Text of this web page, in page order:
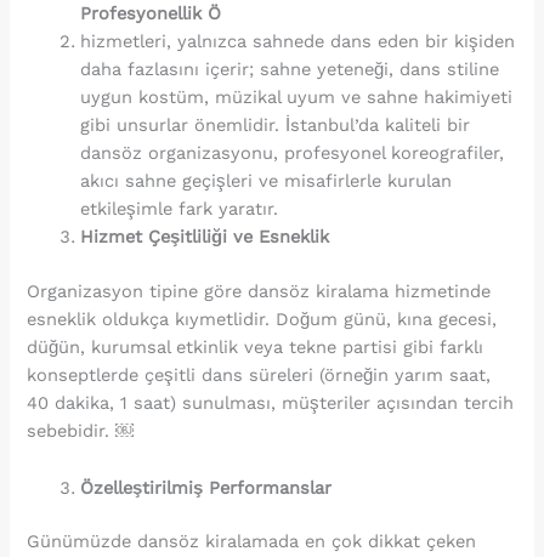
Profesyonellik Ö
hizmetleri, yalnızca sahnede dans eden bir kişiden
daha fazlasını içerir; sahne yeteneği, dans stiline
uygun kostüm, müzikal uyum ve sahne hakimiyeti
gibi unsurlar önemlidir. İstanbul’da kaliteli bir
dansöz organizasyonu, profesyonel koreografiler,
akıcı sahne geçişleri ve misafirlerle kurulan
etkileşimle fark yaratır.
Hizmet Çeşitliliği ve Esneklik
Organizasyon tipine göre dansöz kiralama hizmetinde
esneklik oldukça kıymetlidir. Doğum günü, kına gecesi,
düğün, kurumsal etkinlik veya tekne partisi gibi farklı
konseptlerde çeşitli dans süreleri (örneğin yarım saat,
40 dakika, 1 saat) sunulması, müşteriler açısından tercih
sebebidir. ￼
Özelleştirilmiş Performanslar
Günümüzde dansöz kiralamada en çok dikkat çeken